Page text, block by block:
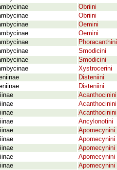
Obriini
Obriini
Oemini
Oemini
Phoracanthini
Smodicini
Smodicini
Xystrocerini
Disteniini
Disteniini
Acanthocinini
Acanthocinini
Acanthocinini
Ancylonotini
Apomecynini
Apomecynini
Apomecynini
Apomecynini
Apomecynini